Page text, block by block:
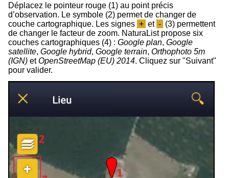
Déplacez le pointeur rouge (1) au point précis
d’observation. Le symbole (2) permet de changer de
couche cartographique. Les signes + et - (3) permettent
de changer le facteur de zoom. NaturaList propose six
couches cartographiques (4) : Google plan, Google
satellite, Google hybrid, Google terrain, Orthophoto 5m
(IGN) etOpenStreetMap (EU) 2014. Cliquez sur "Suivant"
pour valider.